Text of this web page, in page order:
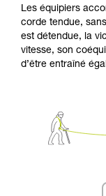
Les équipiers
corde tendue,
est détendue, la
vitesse, son
d’être entraîné